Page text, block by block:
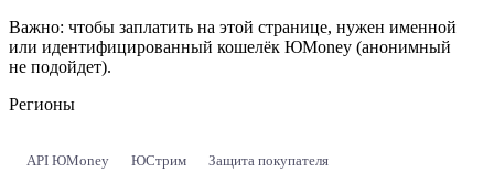
Важно: чтобы заплатить на этой странице, нужен именной
или идентифицированный кошелёк ЮMoney (анонимный
не подойдет).
Регионы
API ЮMoney ЮСтрим Защита покупателя